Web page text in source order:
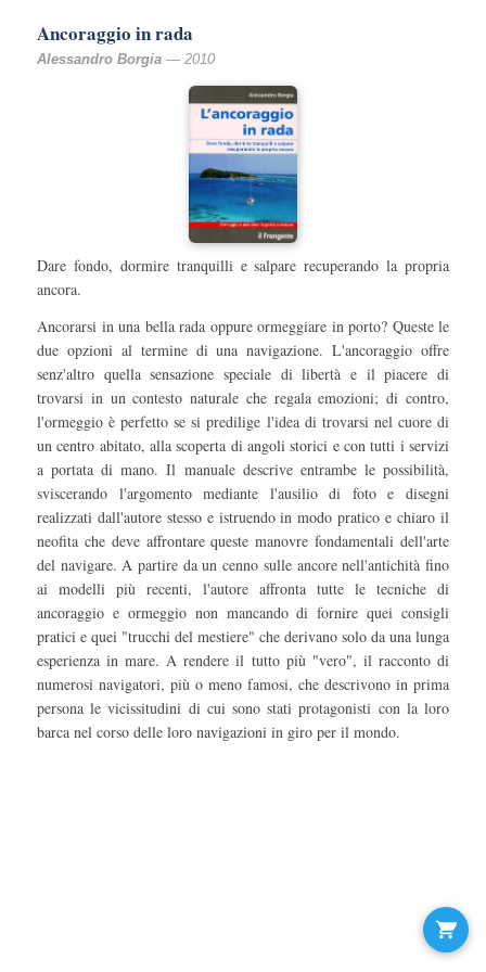
Ancoraggio in rada
Alessandro Borgia — 2010
Dare fondo, dormire tranquilli e salpare recuperando la propria
ancora.
Ancorarsi in una bella rada oppure ormeggiare in porto? Queste le
due opzioni al termine di una navigazione. L'ancoraggio offre
senz'altro quella sensazione speciale di libertà e il piacere di
trovarsi in un contesto naturale che regala emozioni; di contro,
l'ormeggio è perfetto se si predilige l'idea di trovarsi nel cuore di
un centro abitato, alla scoperta di angoli storici e con tutti i servizi
a portata di mano. Il manuale descrive entrambe le possibilità,
sviscerando l'argomento mediante l'ausilio di foto e disegni
realizzati dall'autore stesso e istruendo in modo pratico e chiaro il
neofita che deve affrontare queste manovre fondamentali dell'arte
del navigare. A partire da un cenno sulle ancore nell'antichità fino
ai modelli più recenti, l'autore affronta tutte le tecniche di
ancoraggio e ormeggio non mancando di fornire quei consigli
pratici e quei "trucchi del mestiere" che derivano solo da una lunga
esperienza in mare. A rendere il tutto più "vero", il racconto di
numerosi navigatori, più o meno famosi, che descrivono in prima
persona le vicissitudini di cui sono stati protagonisti con la loro
barca nel corso delle loro navigazioni in giro per il mondo.